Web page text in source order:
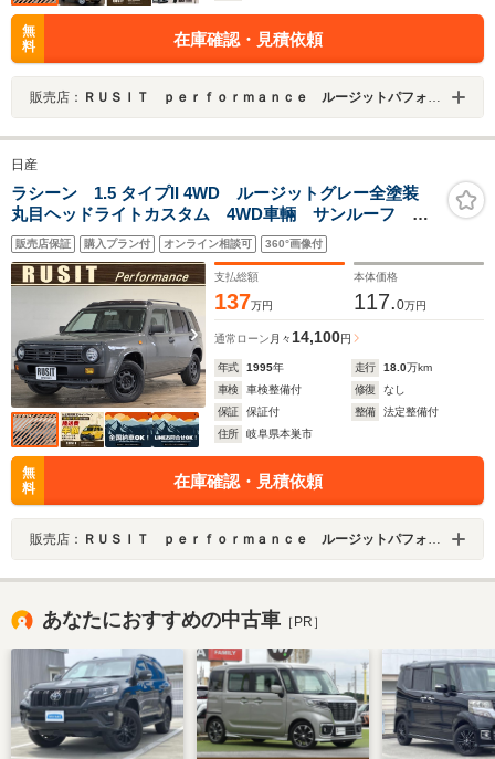
無
料
在庫確認・見積依頼
販売店： ＲＵＳＩＴ ｐｅｒｆｏｒｍａｎｃｅ ルージットパフォーマンス
日産
ラシーン 1.5 タイプII 4WD ルージットグレー全塗装
丸目ヘッドライトカスタム 4WD車輛 サンルーフ 木
目調パネル YOKOHAMAタイヤ 背面タイヤ 背面タ
イヤカバー 前後バンパーマッドブラック塗装 1DIN
オーディオ
販売店保証 購入プラン付 オンライン相談可 360°画像付
支払総額
137万円
本体価格
117.0万円
通常ローン 月々14,100円
年式 1995年 走行 18.0万km
車検
車検整備付 修復
なし
保証
保証付 整備
法定整備付
住所
岐阜県本巣市
無
料
在庫確認・見積依頼
販売店： ＲＵＳＩＴ ｐｅｒｆｏｒｍａｎｃｅ ルージットパフォーマンス
あなたにおすすめの中古車 ［PR］